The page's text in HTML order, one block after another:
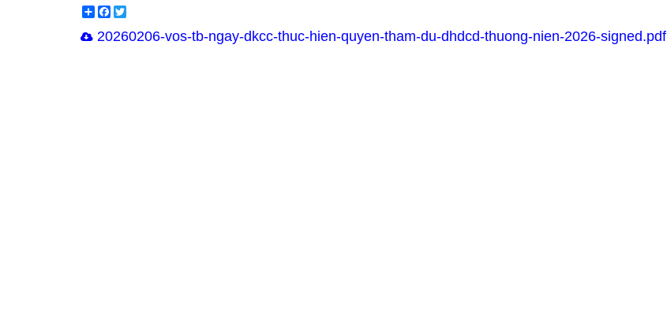
ShareFacebook
20260206-vos-tb-ngay-dkcc-thuc-hien-quyen-tham-du-dhdcd-thuong-nien-2026-signed.pdf